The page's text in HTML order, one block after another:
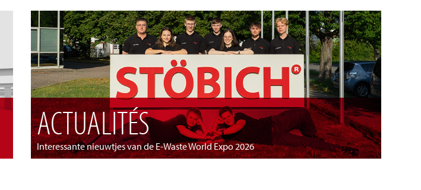
ACTUALITÉS
Interessante nieuwtjes van de E-Waste World Expo 2026